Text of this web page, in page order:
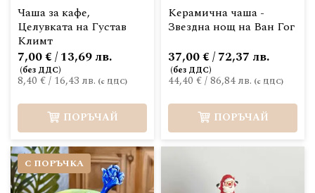
Чаша за кафе,
Целувката на Густав
Климт
8,40 €/ 16,43 лв.
7,00 € / 13,69 лв.
ПОРЪЧАЙ
Керамична чаша -
Звездна нощ на Ван Гог
44,40 €/86,84 лв.
37,00 € / 72,37 лв.
ПОРЪЧАЙ
С ПОРЪЧКА